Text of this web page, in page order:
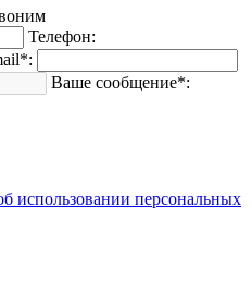
Телефон:
Ваше сообщение*:
использовании персональных